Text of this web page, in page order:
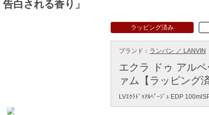
白される香り」
ラッピング済み
ブランド： ランバン ／ LANVIN
エクラ ドゥ アル
ァム【ラッピング
LVｴｸﾗﾄﾞｩｱﾙﾍﾟｰｼﾞｭ EDP